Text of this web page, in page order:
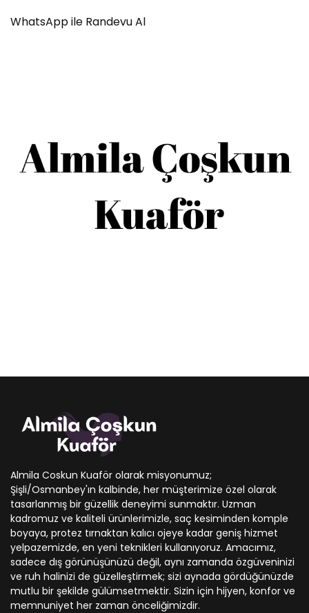
WhatsApp ile Randevu Al
Almila Coskun Kuaför olarak misyonumuz;
Şişli/Osmanbey'ın kalbinde, her müşterimize özel olarak
tasarlanmış bir güzellik deneyimi sunmaktır. Uzman
kadromuz ve kaliteli ürünlerimizle, saç kesiminden komple
boyaya, protez tırnaktan kalıcı ojeye kadar geniş hizmet
yelpazemizde, en yeni teknikleri kullanıyoruz. Amacımız,
sadece dış görünüşünüzü değil, aynı zamanda özgüveninizi
ve ruh halinizi de güzelleştirmek; sizi aynada gördüğünüzde
mutlu bir şekilde gülümsetmektir. Sizin için hijyen, konfor ve
memnuniyet her zaman önceliğimizdir.